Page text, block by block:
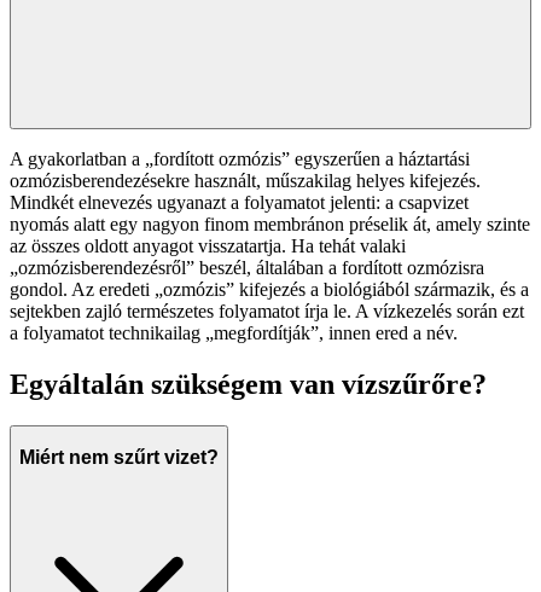
A gyakorlatban a „fordított ozmózis” egyszerűen a háztartási
ozmózisberendezésekre használt, műszakilag helyes kifejezés.
Mindkét elnevezés ugyanazt a folyamatot jelenti: a csapvizet
nyomás alatt egy nagyon finom membránon préselik át, amely szinte
az összes oldott anyagot visszatartja. Ha tehát valaki
„ozmózisberendezésről” beszél, általában a fordított ozmózisra
gondol. Az eredeti „ozmózis” kifejezés a biológiából származik, és a
sejtekben zajló természetes folyamatot írja le. A vízkezelés során ezt
a folyamatot technikailag „megfordítják”, innen ered a név.
Egyáltalán szükségem van vízszűrőre?
Miért nem szűrt vizet?